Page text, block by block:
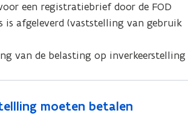
een registratiebrief door de FOD
afgeleverd (vaststelling van gebruik
van de belasting op inverkeerstelling
moeten betalen